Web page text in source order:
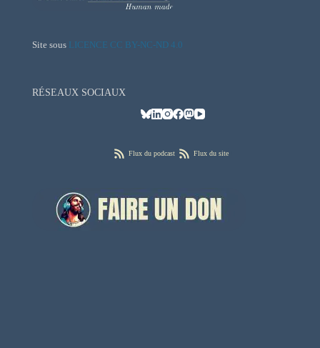
Site sous LICENCE CC BY-NC-ND 4.0
RÉSEAUX SOCIAUX
Flux du podcast Flux du site